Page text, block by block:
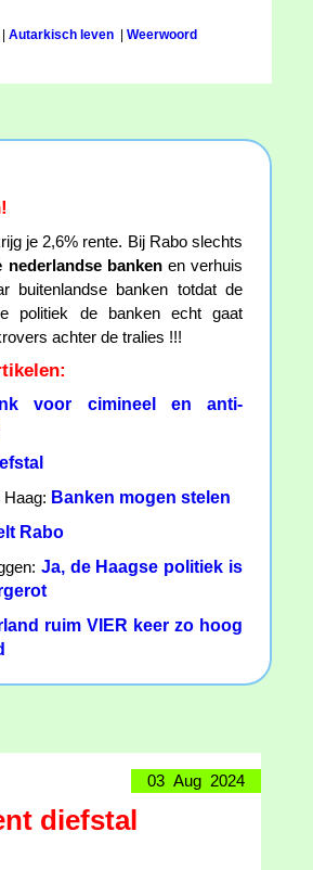
Autarkisch leven Weerwoord
je 2,6% rente. Bij Rabo slechts
nederlandse bankenen verhuis
buitenlandse banken totdat de
politiek de banken echt gaat
achter de tralies !!!
voor cimineel en anti-
Banken mogen stelen
Rabo
Ja, de Haagse politiek is
ruim VIER keer zo hoog
03 Aug 2024
diefstal